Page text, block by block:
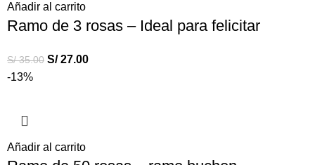
Añadir al carrito
Ramo de 3 rosas – Ideal para felicitar
S/35.00 S/27.00
-13%
Añadir al carrito